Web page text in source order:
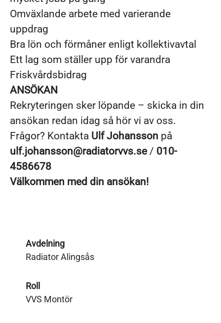
Omväxlande arbete med varierande
uppdrag
Bra lön och förmåner enligt kollektivavtal
Ett lag som ställer upp för varandra
Friskvårdsbidrag
ANSÖKAN
Rekryteringen sker löpande – skicka in din
ansökan redan idag så hör vi av oss.
Frågor? Kontakta Ulf Johansson på
ulf.johansson@radiatorvvs.se/ 010-
4586678
Välkommen med din ansökan!
Avdelning
Radiator Alingsås
Roll
VVS Montör